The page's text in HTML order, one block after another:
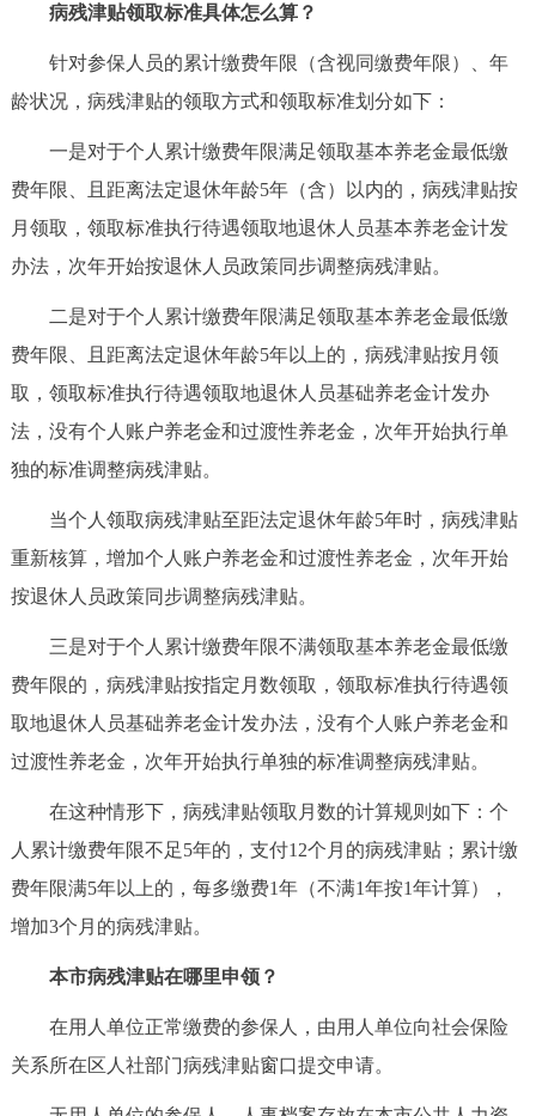
ITALIANO
回到顶部
病残津贴领取标准具体怎么算？
针对参保人员的累计缴费年限（含视同缴费年限）、年
龄状况，病残津贴的领取方式和领取标准划分如下：
一是对于个人累计缴费年限满足领取基本养老金最低缴
费年限、且距离法定退休年龄5年（含）以内的，病残津贴按
月领取，领取标准执行待遇领取地退休人员基本养老金计发
办法，次年开始按退休人员政策同步调整病残津贴。
二是对于个人累计缴费年限满足领取基本养老金最低缴
费年限、且距离法定退休年龄5年以上的，病残津贴按月领
取，领取标准执行待遇领取地退休人员基础养老金计发办
法，没有个人账户养老金和过渡性养老金，次年开始执行单
独的标准调整病残津贴。
当个人领取病残津贴至距法定退休年龄5年时，病残津贴
重新核算，增加个人账户养老金和过渡性养老金，次年开始
按退休人员政策同步调整病残津贴。
三是对于个人累计缴费年限不满领取基本养老金最低缴
费年限的，病残津贴按指定月数领取，领取标准执行待遇领
取地退休人员基础养老金计发办法，没有个人账户养老金和
过渡性养老金，次年开始执行单独的标准调整病残津贴。
在这种情形下，病残津贴领取月数的计算规则如下：个
人累计缴费年限不足5年的，支付12个月的病残津贴；累计缴
费年限满5年以上的，每多缴费1年（不满1年按1年计算），
增加3个月的病残津贴。
本市病残津贴在哪里申领？
在用人单位正常缴费的参保人，由用人单位向社会保险
关系所在区人社部门病残津贴窗口提交申请。